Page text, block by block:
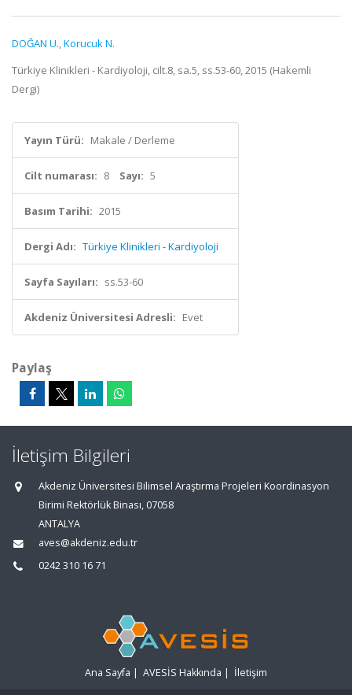
DOĞAN U.,Korucuk N.
Türkiye Klinikleri - Kardiyoloji, cilt.8, sa.5, ss.53-60, 2015 (Hakemli
Dergi)
Yayın Türü: Makale / Derleme
Cilt numarası: 8 Sayı: 5
Basım Tarihi: 2015
Dergi Adı: Türkiye Klinikleri - Kardiyoloji
Sayfa Sayıları: ss.53-60
Akdeniz Üniversitesi Adresli: Evet
Paylaş
İletişim Bilgileri
Akdeniz Üniversitesi Bilimsel Araştırma Projeleri Koordinasyon
Birimi Rektörlük Binası, 07058
ANTALYA
aves@akdeniz.edu.tr
0242 310 16 71
Ana Sayfa | AVESİS Hakkında | İletişim